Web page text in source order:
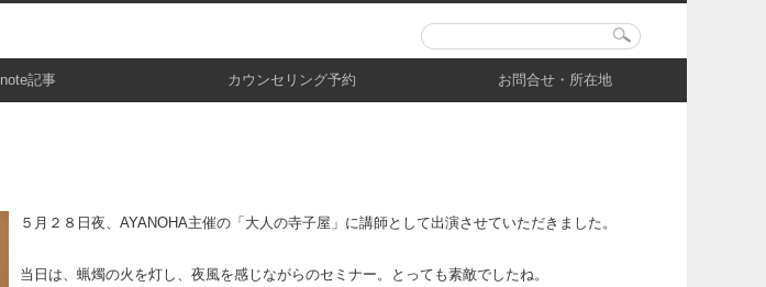
note記事 カウンセリング予約 お問合せ・所在地
５月２８日夜、AYANOHA主催の「大人の寺子屋」に講師として出演させていただきました。
当日は、蝋燭の火を灯し、夜風を感じながらのセミナー。とっても素敵でしたね。